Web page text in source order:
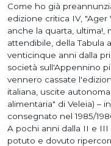
Come ho già
edizione critica IV, "Ager
anche la quarta, ultima!,
attendibile, della Tabula
venticinque anni dalla
società sull'Appennino
vennero cassate
italiana, uscite
alimentaria" di Veleia) –
consegnato nel 1985/
A pochi anni dalla II e
potuto e dovuto